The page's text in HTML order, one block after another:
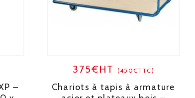
–
375€HT (450€TTC)
Chariots à tapis à armature